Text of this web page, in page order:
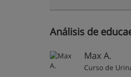
Análisis de
Max A.
Curso de